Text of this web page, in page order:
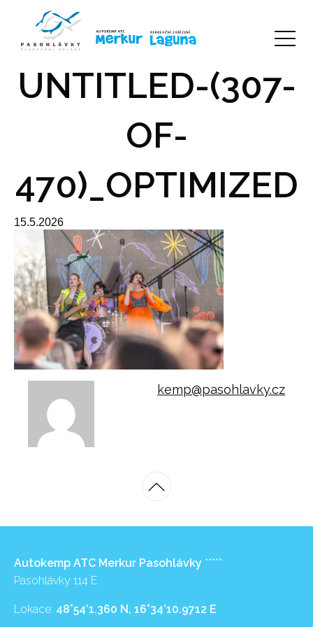
UNTITLED-(307-
OF-
470)_OPTIMIZED
15.5.2026
kemp@pasohlavky.cz
Autokemp ATC Merkur Pasohlávky *****
Pasohlávky 114 E
Lokace: 48°54’1.360 N, 16°34’10.9712 E